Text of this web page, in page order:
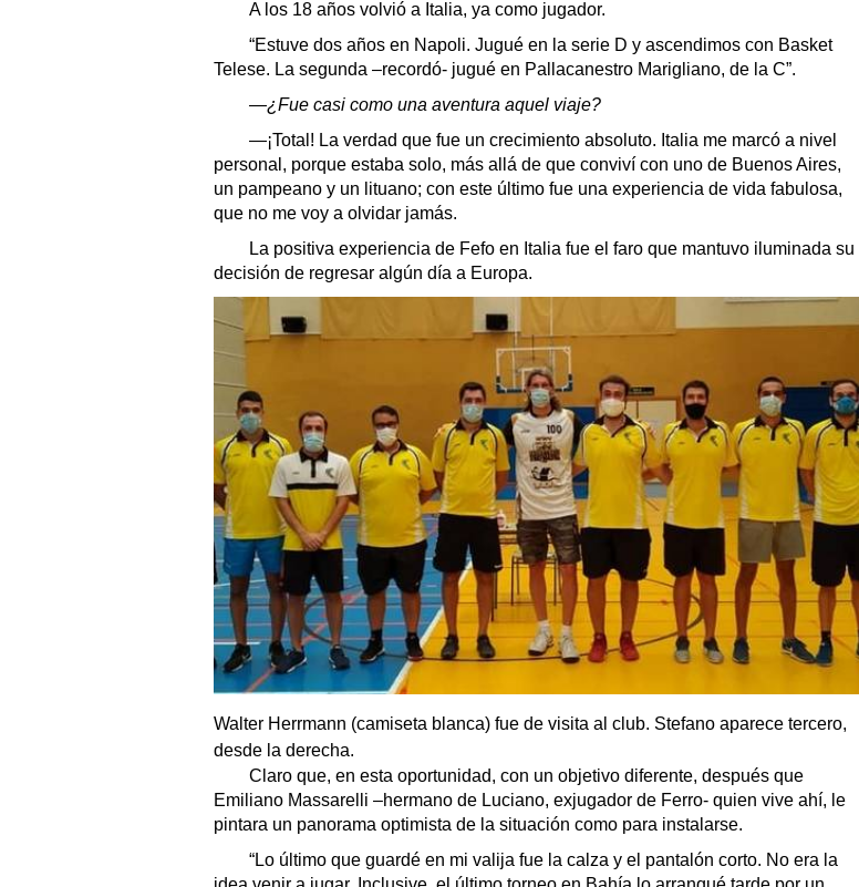
A los 18 años volvió a Italia, ya como jugador.
“Estuve dos años en Napoli. Jugué en la serie D y ascendimos con Basket
Telese. La segunda –recordó- jugué en Pallacanestro Marigliano, de la C”.
—¿Fue casi como una aventura aquel viaje?
—¡Total! La verdad que fue un crecimiento absoluto. Italia me marcó a nivel
personal, porque estaba solo, más allá de que conviví con uno de Buenos Aires,
un pampeano y un lituano; con este último fue una experiencia de vida fabulosa,
que no me voy a olvidar jamás.
La positiva experiencia de Fefo en Italia fue el faro que mantuvo iluminada su
decisión de regresar algún día a Europa.
Walter Herrmann (camiseta blanca) fue de visita al club. Stefano aparece tercero,
desde la derecha.
Claro que, en esta oportunidad, con un objetivo diferente, después que
Emiliano Massarelli –hermano de Luciano, exjugador de Ferro- quien vive ahí, le
pintara un panorama optimista de la situación como para instalarse.
“Lo último que guardé en mi valija fue la calza y el pantalón corto. No era la